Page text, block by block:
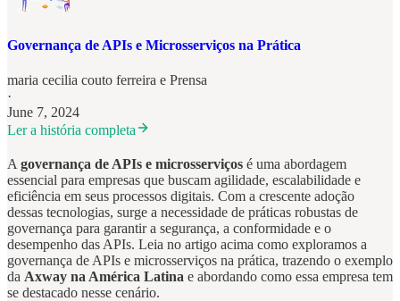
Governança de APIs e Microsserviços na Prática
maria cecilia couto ferreira e Prensa
·
June 7, 2024
Ler a história completa
A governança de APIs e microsserviços é uma abordagem
essencial para empresas que buscam agilidade, escalabilidade e
eficiência em seus processos digitais. Com a crescente adoção
dessas tecnologias, surge a necessidade de práticas robustas de
governança para garantir a segurança, a conformidade e o
desempenho das APIs. Leia no artigo acima como exploramos a
governança de APIs e microsserviços na prática, trazendo o exemplo
da Axway na América Latina e abordando como essa empresa tem
se destacado nesse cenário.